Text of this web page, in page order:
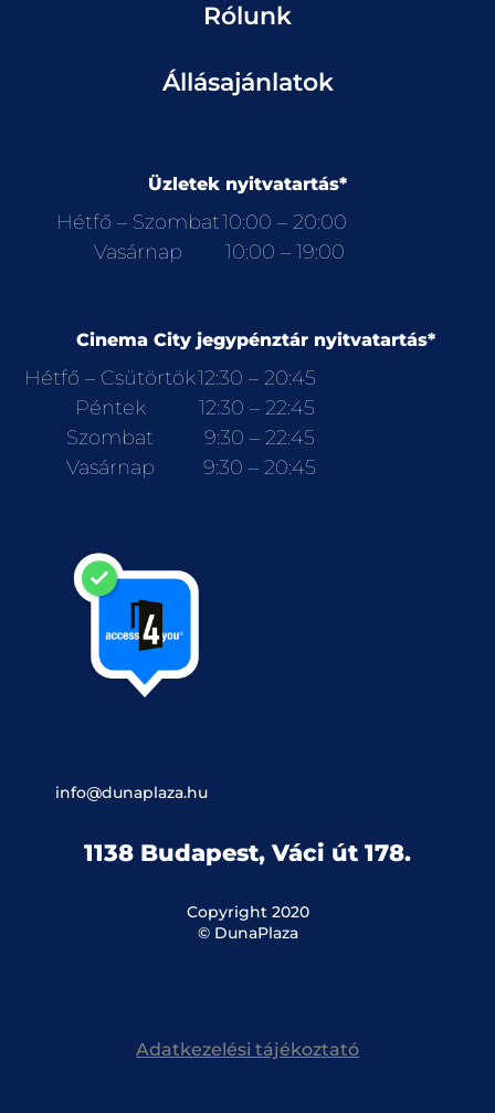
Rólunk
Állásajánlatok
Üzletek nyitvatartás*
Hétfő – Szombat10:00 – 20:00
Vasárnap
10:00 – 19:00
Cinema City jegypénztár nyitvatartás*
Hétfő – Csütörtök12:30 – 20:45
Péntek
12:30 – 22:45
Szombat
9:30 – 22:45
Vasárnap
9:30 – 20:45
info@dunaplaza.hu
1138 Budapest, Váci út 178.
Copyright 2020
© DunaPlaza
Adatkezelési tájékoztató